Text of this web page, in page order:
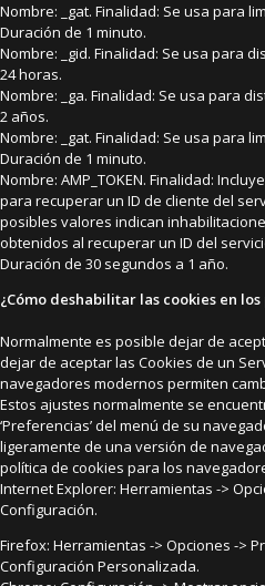
Nombre: _gat. Finalidad: Se usa para
Duración de 1 minuto.
Nombre: _gid. Finalidad: Se usa para
24 horas.
Nombre: _ga. Finalidad: Se usa para
2 años.
Nombre: _gat. Finalidad: Se usa para
Duración de 1 minuto.
Nombre: AMP_TOKEN. Finalidad:
para recuperar un ID de cliente del
posibles valores indican
obtenidos al recuperar un ID del
Duración de 30 segundos a 1 año.
¿Cómo deshabilitar las cookies en
Normalmente es posible dejar de
dejar de aceptar las Cookies de un
navegadores modernos permiten
Estos ajustes normalmente se
‘Preferencias’ del menú de su
ligeramente de una versión de
política de cookies para los
Internet Explorer: Herramientas ->
Configuración.
Firefox: Herramientas -> Opciones ->
Configuración Personalizada.